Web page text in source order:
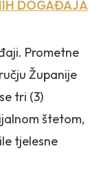
DOGAĐAJA
Prometne
Županije
tri (3)
štetom,
tjelesne